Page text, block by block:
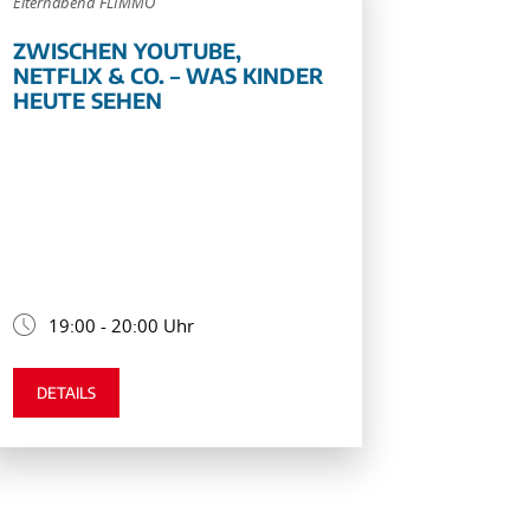
ZWISCHEN YOUTUBE,
NETFLIX & CO. – WAS KINDER
HEUTE SEHEN
19:00 - 20:00 Uhr
DETAILS